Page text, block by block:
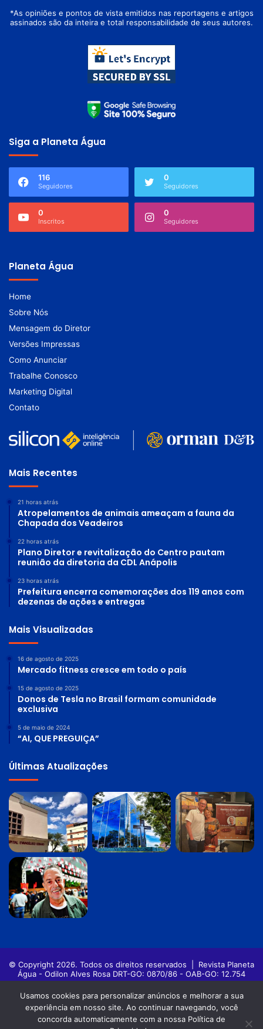
*As opiniões e pontos de vista emitidos nas reportagens e artigos
assinados são da inteira e total responsabilidade de seus autores.
Siga a Planeta Água
116
Seguidores
0
Seguidores
0
Inscritos
0
Seguidores
Planeta Água
Home
Sobre Nós
Mensagem do Diretor
Versões Impressas
Como Anunciar
Trabalhe Conosco
Marketing Digital
Contato
Mais Recentes
21 horas atrás
Atropelamentos de animais ameaçam a fauna da
Chapada dos Veadeiros
22 horas atrás
Plano Diretor e revitalização do Centro pautam
reunião da diretoria da CDL Anápolis
23 horas atrás
Prefeitura encerra comemorações dos 119 anos com
dezenas de ações e entregas
Mais Visualizadas
16 de agosto de 2025
Mercado fitness cresce em todo o país
15 de agosto de 2025
Donos de Tesla no Brasil formam comunidade
exclusiva
5 de maio de 2024
“AI, QUE PREGUIÇA”
Últimas Atualizações
© Copyright 2026. Todos os direitos reservados | Revista Planeta
Água - Odilon Alves Rosa DRT-GO: 0870/86 - OAB-GO: 12.754
Facebook
TwitterPinterestYouTubeInstagram
Usamos cookies para personalizar anúncios e melhorar a sua
experiência em nosso site. Ao continuar navegando, você
concorda automaticamente com a nossa Política de